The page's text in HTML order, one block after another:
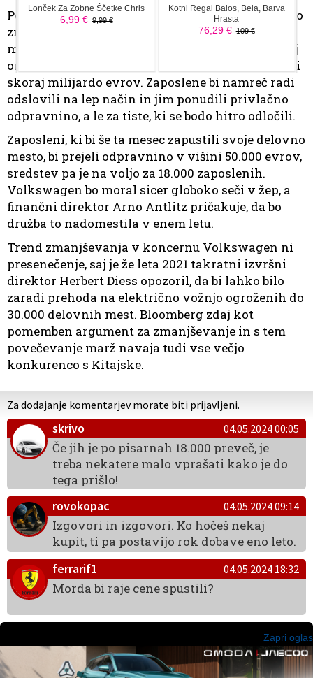
Po poročanju Bloomerga v Volkswagnu načrtujejo
znatno zmanjšanje števila pisarniških delovnih
mest, saj verjamejo, da bi lahko bile stvari znotraj
organizacije manj birokratske. Za to so zagotovili
skoraj milijardo evrov. Zaposlene bi namreč radi
odslovili na lep način in jim ponudili privlačno
odpravnino, a le za tiste, ki se bodo hitro odločili.
Zaposleni, ki bi še ta mesec zapustili svoje delovno
mesto, bi prejeli odpravnino v višini 50.000 evrov,
sredstev pa je na voljo za 18.000 zaposlenih.
Volkswagen bo moral sicer globoko seči v žep, a
finančni direktor Arno Antlitz pričakuje, da bo
družba to nadomestila v enem letu.
Trend zmanjševanja v koncernu Volkswagen ni
presenečenje, saj je že leta 2021 takratni izvršni
direktor Herbert Diess opozoril, da bi lahko bilo
zaradi prehoda na električno vožnjo ogroženih do
30.000 delovnih mest. Bloomberg zdaj kot
pomemben argument za zmanjševanje in s tem
povečevanje marž navaja tudi vse večjo
konkurenco s Kitajske.
Za dodajanje komentarjev morate biti prijavljeni.
skrivo 04.05.2024 00:05
Če jih je po pisarnah 18.000 preveč, je
treba nekatere malo vprašati kako je do
tega prišlo!
rovokopac
04.05.2024 09:14
Izgovori in izgovori. Ko hočeš nekaj
kupit, ti pa postavijo rok dobave eno leto.
ferrarif1
04.05.2024 18:32
Morda bi raje cene spustili?
Zapri oglas